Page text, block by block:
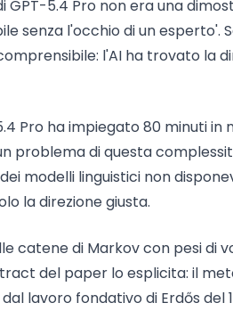
GPT-5.4 Pro non era una
senza l'occhio di un esperto'.
l'AI ha trovato la
Pro ha impiegato 80 minuti
problema di questa
modelli linguistici non
la direzione giusta.
catene di Markov con pesi di
del paper lo esplicita: il
lavoro fondativo di Erdős del